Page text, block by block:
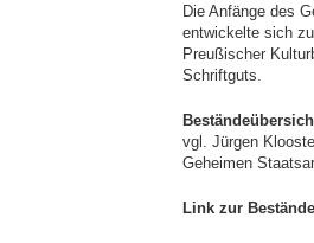
Die Anfänge des
entwickelte sich
Preußischer
Schriftguts.
vgl. Jürgen
Geheimen
Link zur